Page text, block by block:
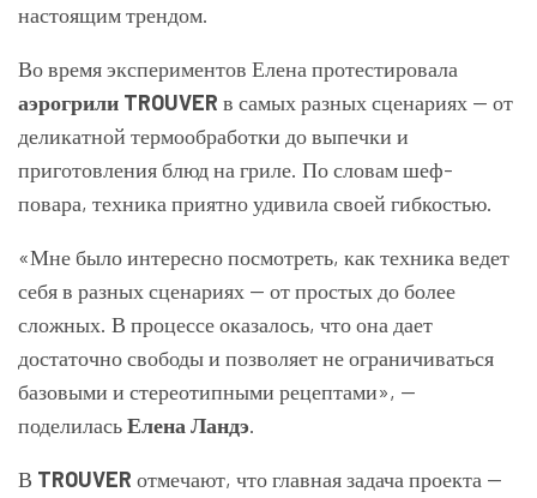
настоящим трендом.
Во время экспериментов Елена протестировала
аэрогрили TROUVER в самых разных сценариях — от
деликатной термообработки до выпечки и
приготовления блюд на гриле. По словам шеф-
повара, техника приятно удивила своей гибкостью.
«Мне было интересно посмотреть, как техника ведет
себя в разных сценариях — от простых до более
сложных. В процессе оказалось, что она дает
достаточно свободы и позволяет не ограничиваться
базовыми и стереотипными рецептами», —
поделиласьЕлена Ландэ.
В TROUVER отмечают, что главная задача проекта —